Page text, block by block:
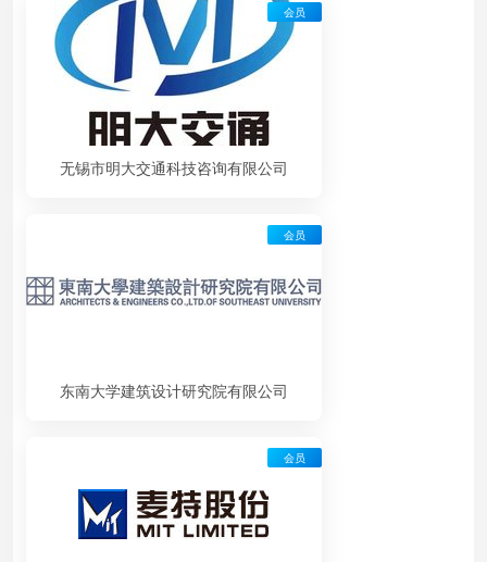
无锡市明大交通科技咨询有限公司
会员
东南大学建筑设计研究院有限公司
会员
会员